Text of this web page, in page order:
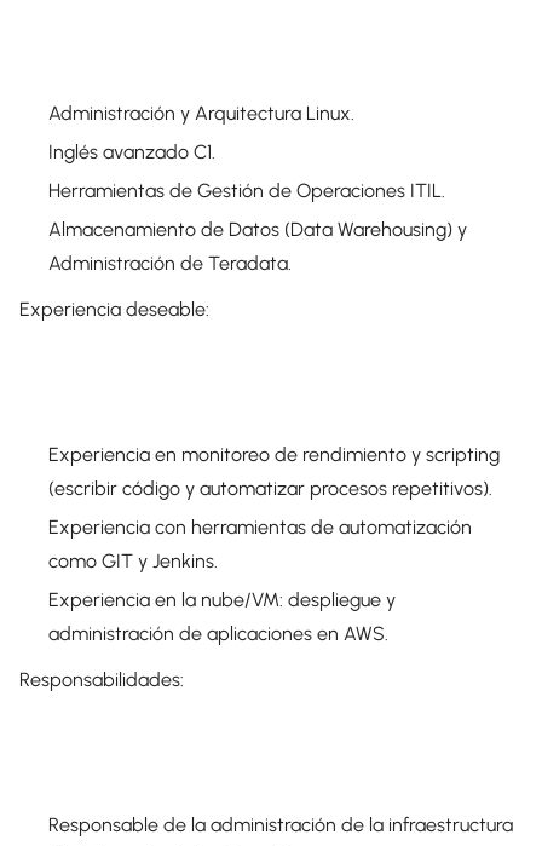
Administración y Arquitectura Linux.
Inglés avanzado C1.
Herramientas de Gestión de Operaciones ITIL.
Almacenamiento de Datos (Data Warehousing) y
Administración de Teradata.
Experiencia deseable:
Experiencia en monitoreo de rendimiento y scripting
(escribir código y automatizar procesos repetitivos).
Experiencia con herramientas de automatización
como GIT y Jenkins.
Experiencia en la nube/VM: despliegue y
administración de aplicaciones en AWS.
Responsabilidades:
Responsable de la administración de la infraestructura